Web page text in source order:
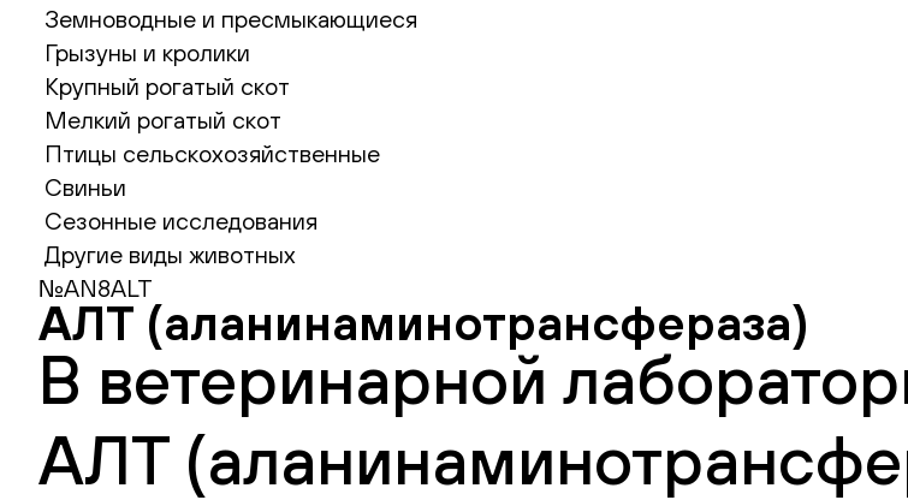
Земноводные и пресмыкающиеся
Грызуны и кролики
Крупный рогатый скот
Мелкий рогатый скот
Птицы сельскохозяйственные
Свиньи
Сезонные исследования
Другие виды животных
№AN8ALT
АЛТ (аланинаминотрансфераза)
В ветеринарной
АЛТ